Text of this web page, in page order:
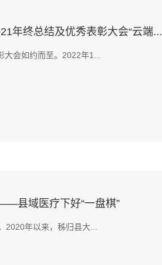
年终总结及优秀表彰大会“云端...
会如约而至。2022年1...
县域医疗下好“一盘棋”
年以来，秭归县大...